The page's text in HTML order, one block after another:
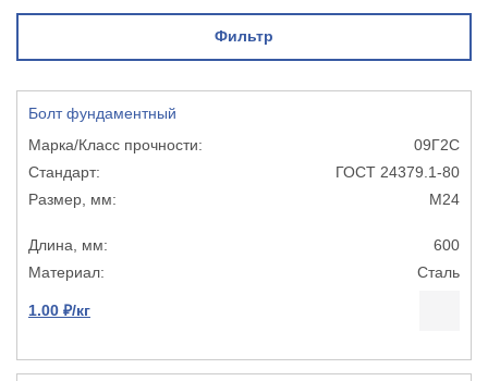
Фильтр
Болт фундаментный
09Г2С
ГОСТ 24379.1-80
М24
600
Сталь
1.00 ₽/кг